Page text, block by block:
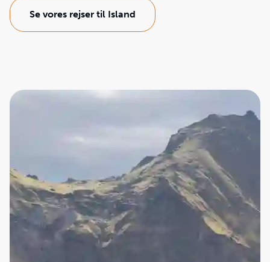
Se vores rejser til Island